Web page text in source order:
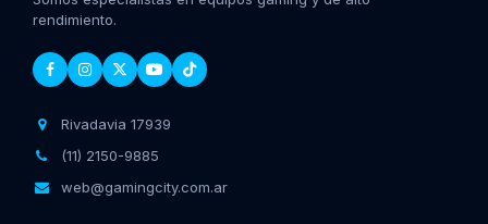
rendimiento.
Rivadavia 17939
(11) 2150-9885
web@gamingcity.com.ar